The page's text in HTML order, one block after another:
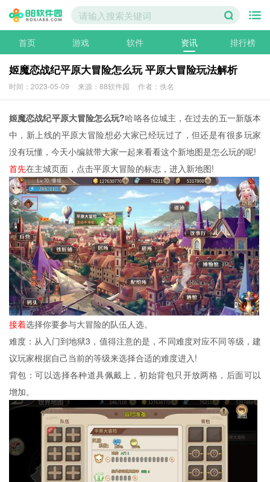
首页 游戏 软件 资讯 排行榜
姬魔恋战纪平原大冒险怎么玩 平原大冒险玩法解析
时间：2023-05-09 来源：88软件园 作者：佚名
姬魔恋战纪平原大冒险怎么玩?哈咯各位城主，在过去的五一新版本
中，新上线的平原大冒险想必大家已经玩过了，但还是有很多玩家
没有玩懂，今天小编就带大家一起来看看这个新地图是怎么玩的呢!
首先在主城页面，点击平原大冒险的标志，进入新地图!
接着选择你要参与大冒险的队伍人选。
难度：从入门到地狱3，值得注意的是，不同难度对应不同等级，建
议玩家根据自己当前的等级来选择合适的难度进入!
背包：可以选择各种道具佩戴上，初始背包只开放两格，后面可以
增加。